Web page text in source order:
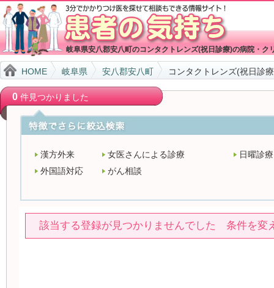
岐阜県安八郡安八町のコンタクトレンズ(祝日診療)の病院・ク
HOME 岐阜県 安八郡安八町 コンタクトレンズ(祝日診
0件見つかりました
漢方外来 女医さんによる診療
日曜診療
外国語対応
がん相談
該当する登録が見つかりませんでした 条件を